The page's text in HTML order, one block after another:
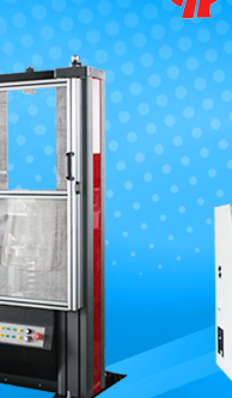
济南中创工业测试系统有限公司